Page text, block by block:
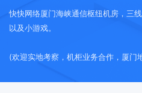
快快网络厦门海峡通信枢纽机房，三
以及小游戏。
(欢迎实地考察，机柜业务合作，厦门